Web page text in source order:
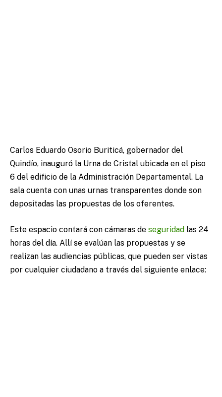
Carlos Eduardo Osorio Buriticá, gobernador del
Quindío, inauguró la Urna de Cristal ubicada en el piso
6 del edificio de la Administración Departamental. La
sala cuenta con unas urnas transparentes donde son
depositadas las propuestas de los oferentes.
Este espacio contará con cámaras de seguridad las 24
horas del día. Allí se evalúan las propuestas y se
realizan las audiencias públicas, que pueden ser vistas
por cualquier ciudadano a través del siguiente enlace: